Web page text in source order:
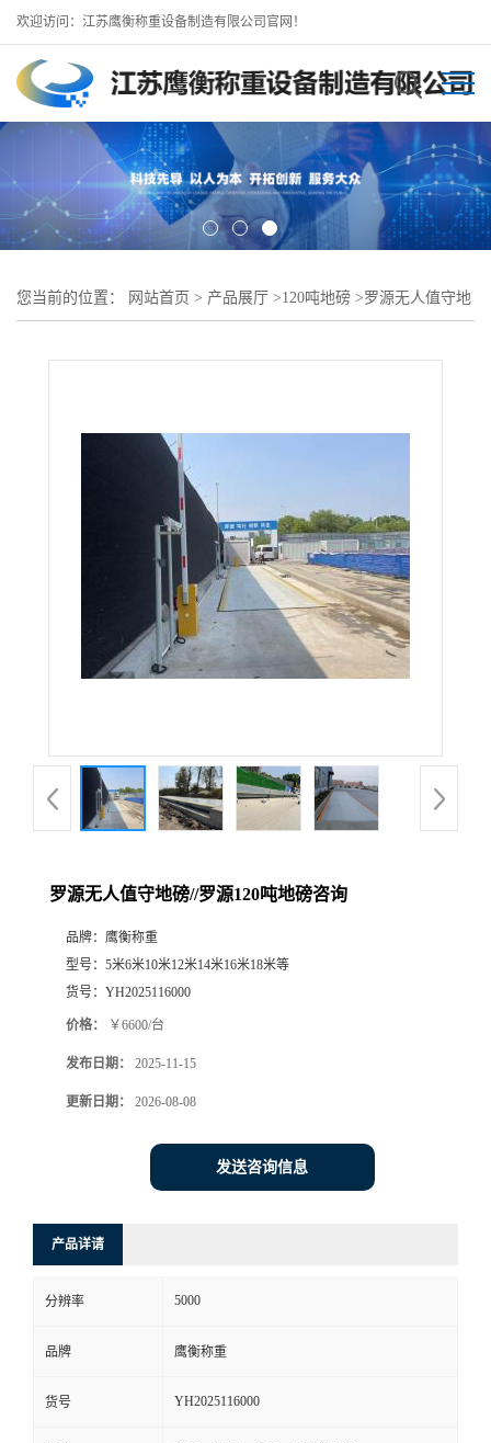
欢迎访问：江苏鹰衡称重设备制造有限公司官网！
您当前的位置： 网站首页 > 产品展厅 >120吨地磅 >罗源无人值守地
罗源无人值守地磅//罗源120吨地磅咨询
品牌： 鹰衡称重
型号： 5米6米10米12米14米16米18米等
货号： YH2025116000
价格： ￥6600/台
发布日期： 2025-11-15
更新日期： 2026-08-08
发送咨询信息
产品详请
分辨率 5000
品牌 鹰衡称重
货号 YH2025116000